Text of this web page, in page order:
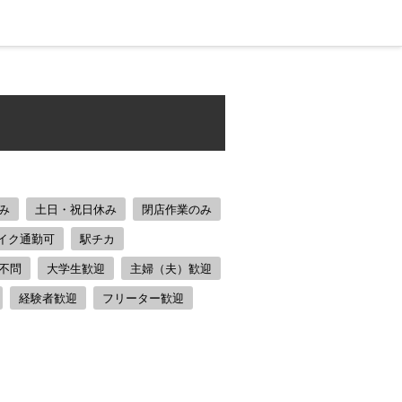
土日・祝日休み 閉店作業のみ
ク通勤可 駅チカ
問 大学生歓迎 主婦（夫）歓迎
経験者歓迎 フリーター歓迎